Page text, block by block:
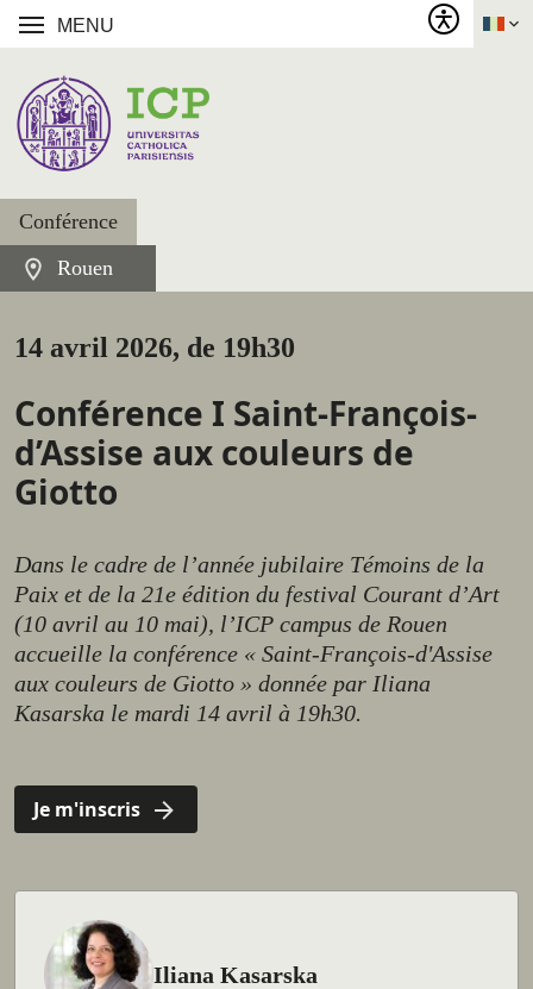
MENU
Conférence
Rouen
14 avril 2026, de 19h30
Conférence I Saint-François-
d’Assise aux couleurs de
Giotto
Dans le cadre de l’année jubilaire Témoins de la
Paix et de la 21e édition du festival Courant d’Art
(10 avril au 10 mai), l’ICP campus de Rouen
accueille la conférence « Saint-François-d'Assise
aux couleurs de Giotto » donnée par Iliana
Kasarska le mardi 14 avril à 19h30.
Je m'inscris
Iliana Kasarska